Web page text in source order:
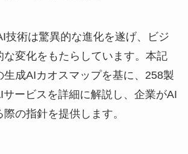
技術は驚異的な進化を遂げ、ビジ
な変化をもたらしています。本記
生成AIカオスマップを基に、258製
サービスを詳細に解説し、企業がAI
の指針を提供します。